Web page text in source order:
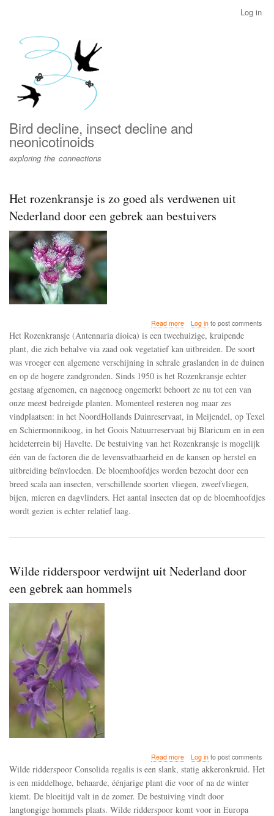
menu
Log in
Bird decline, insect decline and
neonicotinoids
exploring the connections
Het rozenkransje is zo goed als verdwenen uit
Nederland door een gebrek aan bestuivers
Read moreabout
Het
rozenkransje
is
zo
goed
verdwenen
uit
Nederland
door
een
gebrek
aan
bestuivers
Log into post comments
Het Rozenkransje (Antennaria dioica) is een tweehuizige, kruipende
plant, die zich behalve via zaad ook vegetatief kan uitbreiden. De soort
was vroeger een algemene verschijning in schrale graslanden in de duinen
en op de hogere zandgronden. Sinds 1950 is het Rozenkransje echter
gestaag afgenomen, en nagenoeg ongemerkt behoort ze nu tot een van
onze meest bedreigde planten. Momenteel resteren nog maar zes
vindplaatsen: in het NoordHollands Duinreservaat, in Meijendel, op Texel
en Schiermonnikoog, in het Goois Natuurreservaat bij Blaricum en in een
heideterrein bij Havelte. De bestuiving van het Rozenkransje is mogelijk
één van de factoren die de levensvatbaarheid en de kansen op herstel en
uitbreiding beïnvloeden. De bloemhoofdjes worden bezocht door een
breed scala aan insecten, verschillende soorten vliegen, zweefvliegen,
bijen, mieren en dagvlinders. Het aantal insecten dat op de bloemhoofdjes
wordt gezien is echter relatief laag.
Wilde ridderspoor verdwijnt uit Nederland door
een gebrek aan hommels
Read moreabout
Wilde
ridderspoor
verdwijnt
uit
Nederland
Log into post comments
Wilde ridderspoor Consolida regalis is een slank, statig akkeronkruid. Het
is een middelhoge, behaarde, éénjarige plant die voor of na de winter
kiemt. De bloeitijd valt in de zomer. De bestuiving vindt door
langtongige hommels plaats. Wilde ridderspoor komt voor in Europa